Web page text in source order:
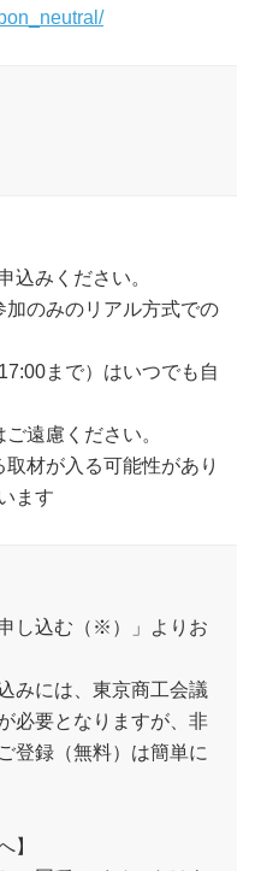
込みください。
加のみのリアル方式での
まで）はいつでも自
遠慮ください。
取材が入る可能性があり
ます
し込む（※）」よりお
みには、東京商工会議
必要となりますが、非
登録（無料）は簡単に
】